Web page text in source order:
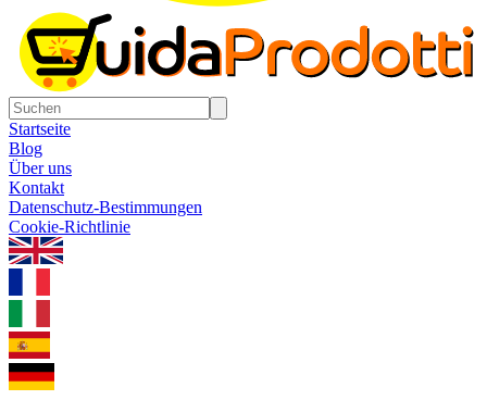
Startseite
Blog
Über uns
Kontakt
Datenschutz-Bestimmungen
Cookie-Richtlinie